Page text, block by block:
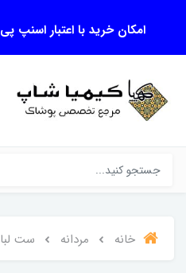
امکان خرید با اعتبار اسنپ پی
خانه مردانه ست